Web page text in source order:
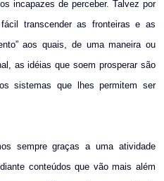
incapazes de perceber. Talvez por
transcender as fronteiras e as
aos quais, de uma maneira ou
as idéias que soem prosperar são
sistemas que lhes permitem ser
sempre graças a uma atividade
conteúdos que vão mais além